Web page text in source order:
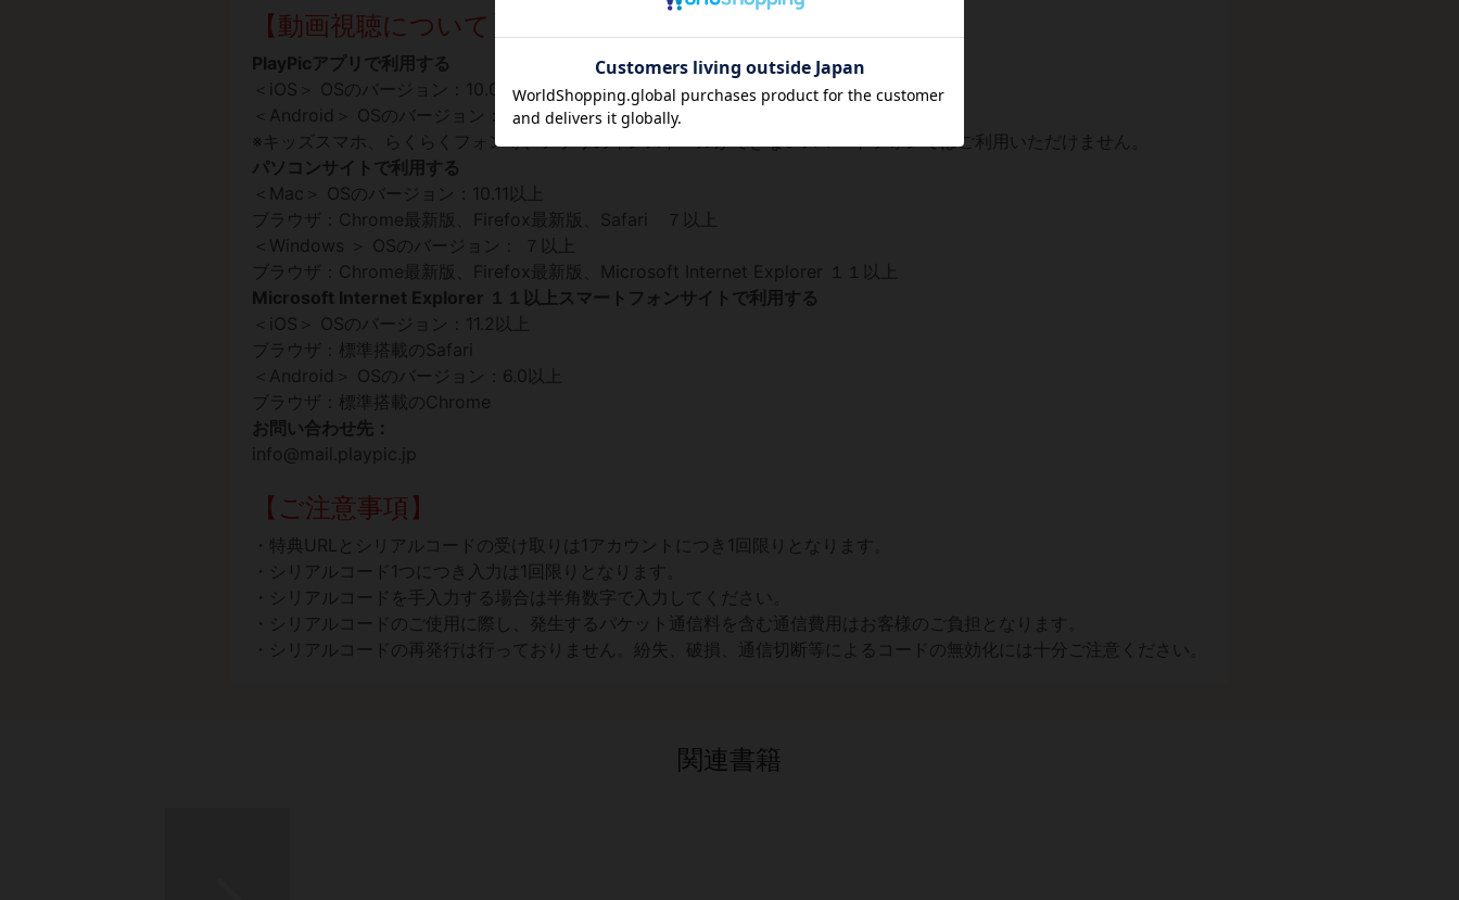
【動画視聴について】
PlayPicアプリで利用する
＜iOS＞ OSのバージョン：10.0以上
＜Android＞ OSのバージョン：6.0以上 (※)
※キッズスマホ、らくらくフォン等、アプリのインストールができないスマートフォンではご利用いただけません。
パソコンサイトで利用する
＜Mac＞ OSのバージョン：10.11以上
ブラウザ：Chrome最新版、Firefox最新版、Safari ７以上
＜Windows ＞ OSのバージョン： ７以上
ブラウザ：Chrome最新版、Firefox最新版、Microsoft Internet Explorer １１以上
Microsoft Internet Explorer １１以上スマートフォンサイトで利用する
＜iOS＞ OSのバージョン：11.2以上
ブラウザ：標準搭載のSafari
＜Android＞ OSのバージョン：6.0以上
ブラウザ：標準搭載のChrome
お問い合わせ先：
info@mail.playpic.jp
【ご注意事項】
・特典URLとシリアルコードの受け取りは1アカウントにつき1回限りとなります。
・シリアルコード1つにつき入力は1回限りとなります。
・シリアルコードを手入力する場合は半角数字で入力してください。
・シリアルコードのご使用に際し、発生するパケット通信料を含む通信費用はお客様のご負担となります。
・シリアルコードの再発行は行っておりません。紛失、破損、通信切断等によるコードの無効化には十分ご注意ください。
関連書籍